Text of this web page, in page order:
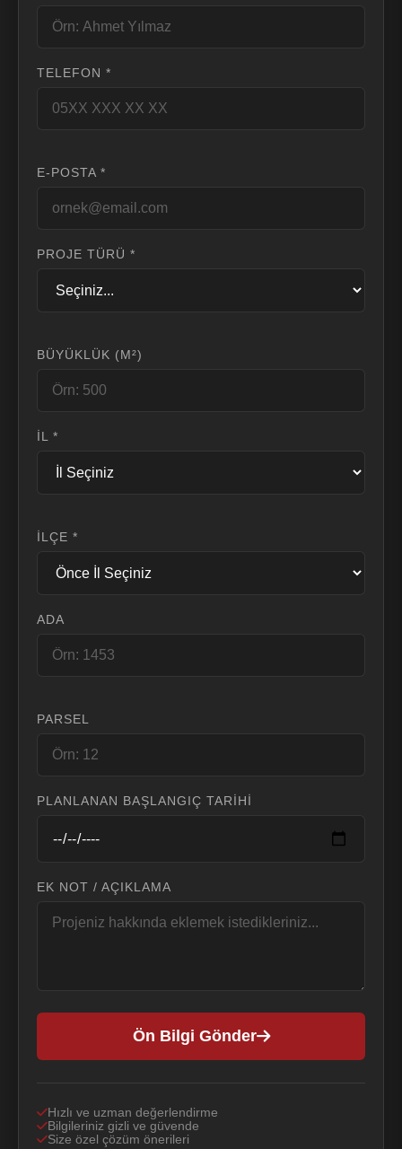
TELEFON *
E-POSTA *
PROJE TÜRÜ *
BÜYÜKLÜK (M²)
İL *
İLÇE *
ADA
PARSEL
PLANLANAN BAŞLANGIÇ TARIHI
EK NOT / AÇIKLAMA
Ön Bilgi Gönder
Hızlı ve uzman değerlendirme
Bilgileriniz gizli ve güvende
Size özel çözüm önerileri